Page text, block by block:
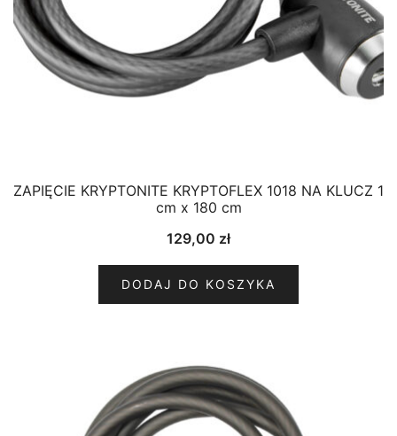
ZAPIĘCIE KRYPTONITE KRYPTOFLEX 1018 NA KLUCZ 1
cm x 180 cm
129,00 zł
DODAJ DO KOSZYKA